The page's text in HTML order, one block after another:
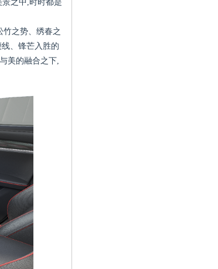
之中,时时都是
之势、绣春之
、锋芒入胜的
美的融合之下,